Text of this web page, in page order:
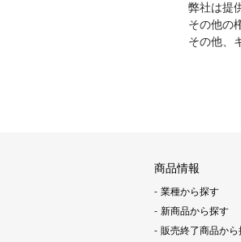
弊社は提
その他の
その他、
商品情報
業種から探す
新商品から探す
販売終了商品から